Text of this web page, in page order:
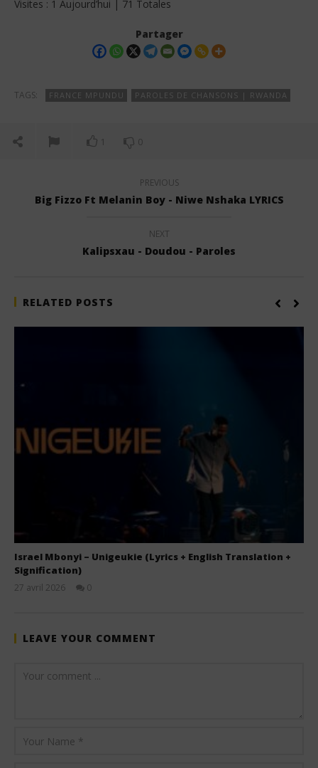
Visites : 1 Aujourd’hui | 71 Totales
Partager
TAGS: FRANCE MPUNDU PAROLES DE CHANSONS | RWANDA
1 0
PREVIOUS
Big Fizzo Ft Melanin Boy - Niwe Nshaka LYRICS
NEXT
Kalipsxau - Doudou - Paroles
RELATED POSTS
Israel Mbonyi – Unigeukie (Lyrics + English Translation +
Signification)
27 avril 2026
0
LEAVE YOUR COMMENT